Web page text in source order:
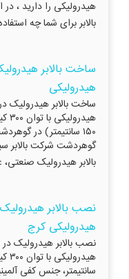
هیدرولیکی را دارید ، در
بالابر برای شما چه
ساخت بالابر
هیدرولیکی
ساخت بالابر
۱۵۰ سانتیمتر) در
گوهردشت شرکت بالابر
بالابر هیدرولیک صنعتی،
نصب بالابر
هیدرولیکی کرج
نصب بالابر هیدرولیک
سانتیمتر، جنس کفی